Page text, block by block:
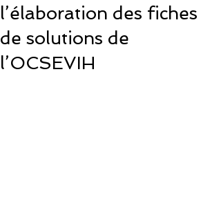
l’élaboration des fiches
de solutions de
l’OCSEVIH